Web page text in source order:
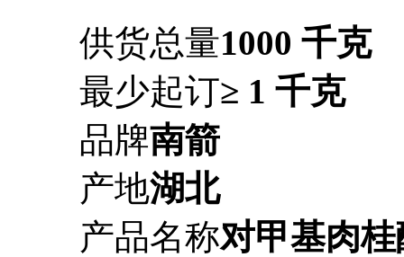
供货总量1000 千克
最少起订≥ 1 千克
品牌南箭
产地湖北
产品名称对甲基肉桂